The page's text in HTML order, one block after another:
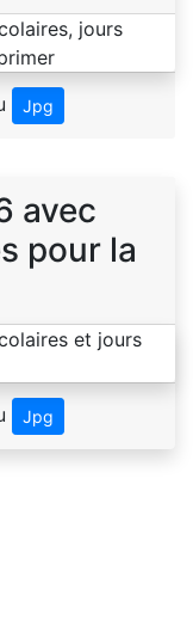
Jpg
avec
pour la
Jpg